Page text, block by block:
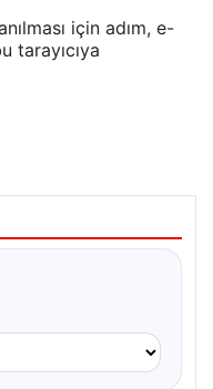
için adım, e-
tarayıcıya